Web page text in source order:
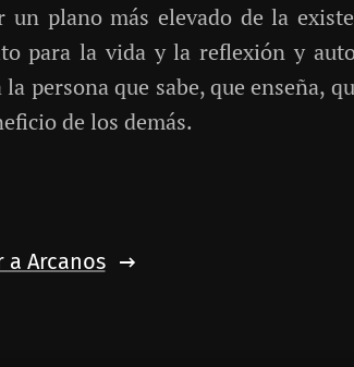
un plano más elevado de la
para la vida y la reflexión y
persona que sabe, que enseña,
de los demás.
a Arcanos